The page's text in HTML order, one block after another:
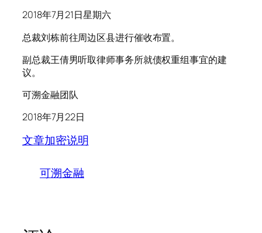
2018年7月21日星期六
总裁刘栋前往周边区县进行催收布置。
副总裁王倩男听取律师事务所就债权重组事宜的建
议。
可溯金融团队
2018年7月22日
文章加密说明
可溯金融